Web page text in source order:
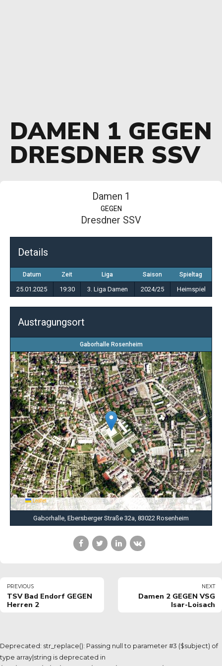
DAMEN 1 GEGEN
DRESDNER SSV
Damen 1
GEGEN
Dresdner SSV
Details
Datum Zeit Liga Saison Spieltag
25.01.2025 19:30 3. Liga Damen 2024/25 Heimspiel
Austragungsort
Gaborhalle Rosenheim
Leaflet |Tiles © Esri — Source: Esri, i-cubed, USDA, USGS, AEX, GeoEye,
Getmapping, Aerogrid, IGN, IGP, UPR-EGP, and the GIS User Community
Gaborhalle, Ebersberger Straße 32a, 83022 Rosenheim
PREVIOUS
TSV Bad Endorf GEGEN
Herren 2
NEXT
Damen 2 GEGEN VSG
Isar-Loisach
Deprecated: str_replace(): Passing null to parameter #3 ($subject) of
type array|string is deprecated in